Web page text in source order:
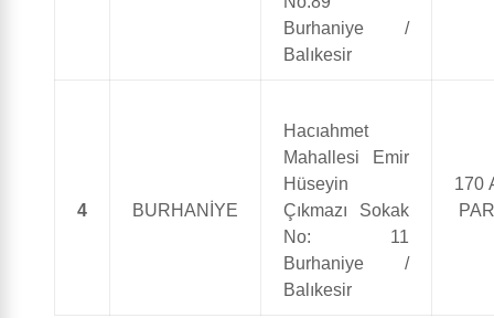
Burhaniye /
Balıkesir
4 BURHANİYE
Hacıahmet
Mahallesi Emir
Hüseyin
Çıkmazı Sokak
No: 11
Burhaniye /
Balıkesir
170